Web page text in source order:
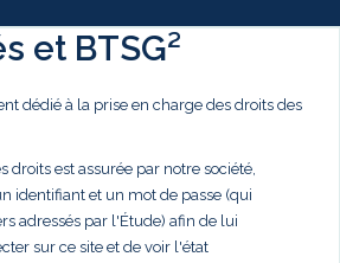
et BTSG²
dédié à la prise en charge des droits des
droits est assurée par notre société,
identifiant et un mot de passe (qui
adressés par l'Étude) afin de lui
sur ce site et de voir l'état